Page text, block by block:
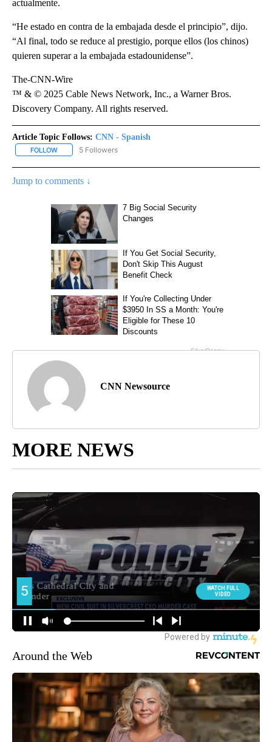
actualmente.
“He estado en contra de la embajada desde el principio”, dijo.
“Al final, todo se reduce al prestigio, porque ellos (los chinos)
quieren superar a la embajada estadounidense”.
The-CNN-Wire
™ & © 2025 Cable News Network, Inc., a Warner Bros.
Discovery Company. All rights reserved.
Article Topic Follows: CNN - Spanish
FOLLOW FOLLOW "CNN - SPANISH" TO RECEIVE NOTIFICATIONS ABOUT
5 Followers
Jump to comments ↓
CNN Newsource
MORE NEWS
Around the Web